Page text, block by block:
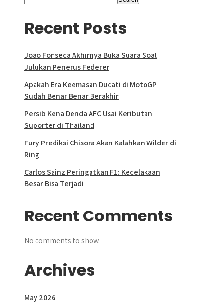
Recent Posts
Joao Fonseca Akhirnya Buka Suara Soal
Julukan Penerus Federer
Apakah Era Keemasan Ducati di MotoGP
Sudah Benar Benar Berakhir
Persib Kena Denda AFC Usai Keributan
Suporter di Thailand
Fury Prediksi Chisora Akan Kalahkan Wilder di
Ring
Carlos Sainz Peringatkan F1: Kecelakaan
Besar Bisa Terjadi
Recent Comments
No comments to show.
Archives
May 2026